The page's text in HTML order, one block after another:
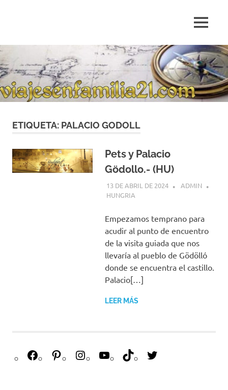
de
de
viajes
personales
MENÚ
ETIQUETA: PALACIO GODOLL
Pets y Palacio
Gödollo.- (HU)
13 DE ABRIL DE 2024
ADMIN
HUNGRIA
Empezamos temprano para
acudir al punto de encuentro
de la visita guiada que nos
llevaría al pueblo de Gödölló
donde se encuentra el castillo.
Palacio[…]
LEER MÁS
F
P
I
Y
T